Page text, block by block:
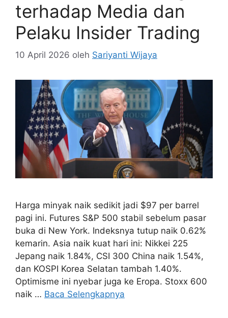
terhadap Media dan
Pelaku Insider Trading
10 April 2026 oleh Sariyanti Wijaya
Harga minyak naik sedikit jadi $97 per barrel
pagi ini. Futures S&P 500 stabil sebelum pasar
buka di New York. Indeksnya tutup naik 0.62%
kemarin. Asia naik kuat hari ini: Nikkei 225
Jepang naik 1.84%, CSI 300 China naik 1.54%,
dan KOSPI Korea Selatan tambah 1.40%.
Optimisme ini nyebar juga ke Eropa. Stoxx 600
naik … Baca Selengkapnya